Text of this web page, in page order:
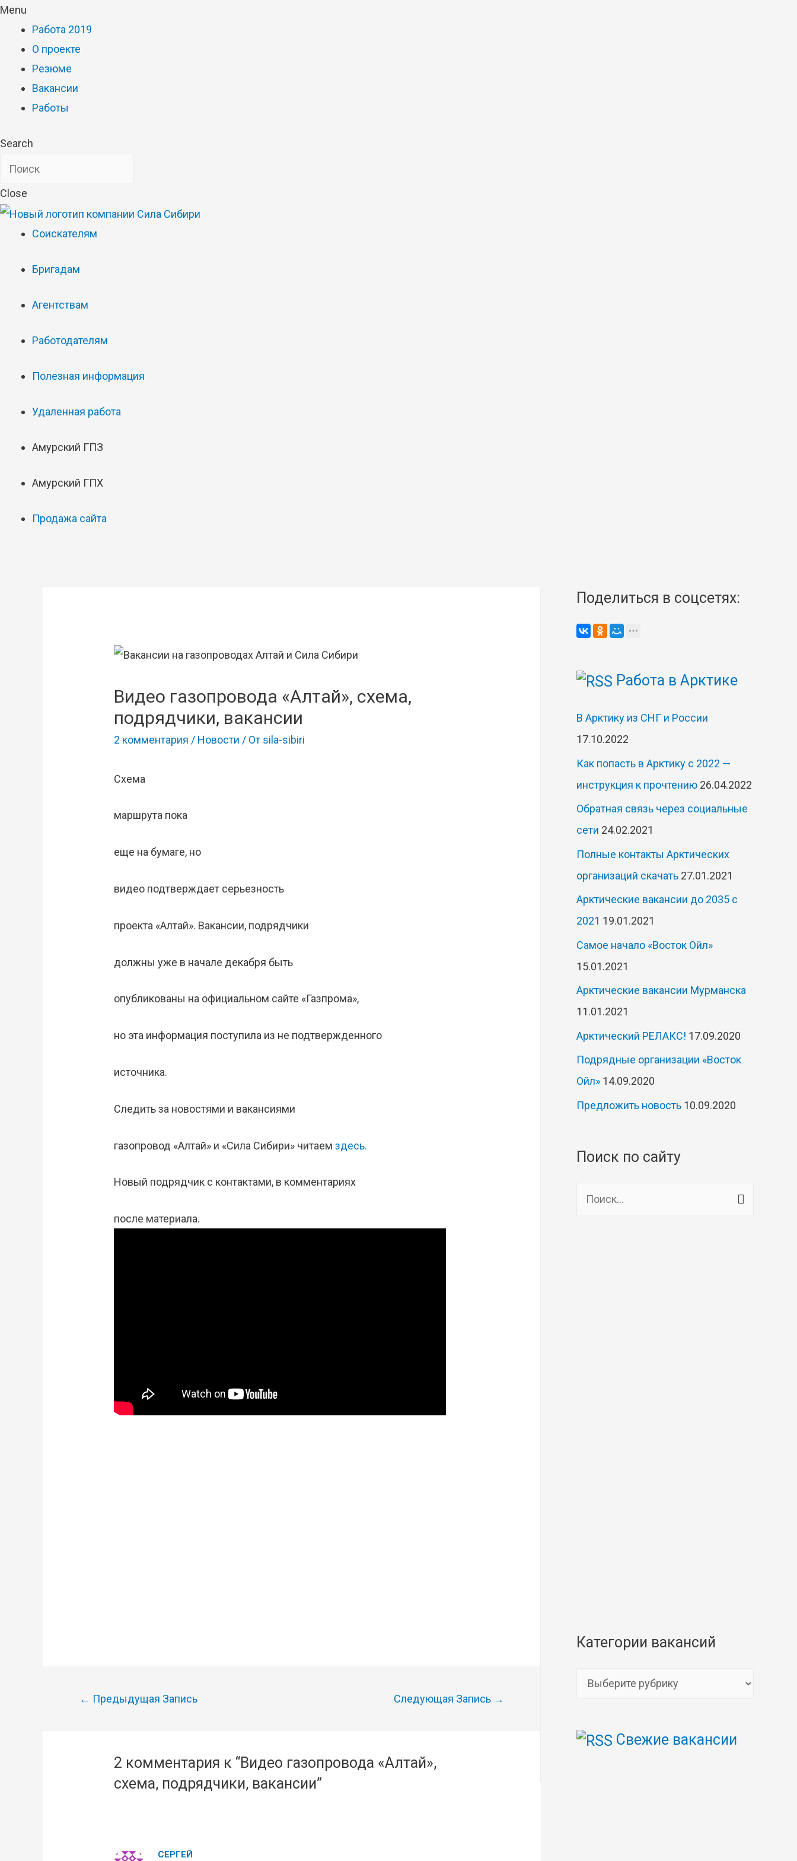
Menu
Работа 2019
О проекте
Резюме
Вакансии
Работы
Search
Close
Соискателям
Бригадам
Агентствам
Работодателям
Полезная информация
Удаленная работа
Амурский ГПЗ
Амурский ГПХ
Продажа сайта
Видео газопровода «Алтай», схема,
подрядчики, вакансии
2 комментария / Новости / От sila-sibiri
Схема
маршрута пока
еще на бумаге, но
видео подтверждает серьезность
проекта «Алтай». Вакансии, подрядчики
должны уже в начале декабря быть
опубликованы на официальном сайте «Газпрома»,
но эта информация поступила из не подтвержденного
источника.
Следить за новостями и вакансиями
газопровод «Алтай» и «Сила Сибири» читаемздесь.
Новый подрядчик с контактами, в комментариях
после материала.
Навигация
← Предыдущая Запись Следующая Запись →
2 комментария к “Видео газопровода «Алтай»,
схема, подрядчики, вакансии”
СЕРГЕЙ
Поделиться в соцсетях:
Работа в Арктике
В Арктику из СНГ и России
17.10.2022
Как попасть в Арктику с 2022 —
инструкция к прочтению 26.04.2022
Обратная связь через социальные
сети 24.02.2021
Полные контакты Арктических
организаций скачать 27.01.2021
Арктические вакансии до 2035 с
2021 19.01.2021
Самое начало «Восток Ойл»
15.01.2021
Арктические вакансии Мурманска
11.01.2021
Арктический РЕЛАКС! 17.09.2020
Подрядные организации «Восток
Ойл» 14.09.2020
Предложить новость 10.09.2020
Поиск по сайту
Категории вакансий
е
Свежие вакансии